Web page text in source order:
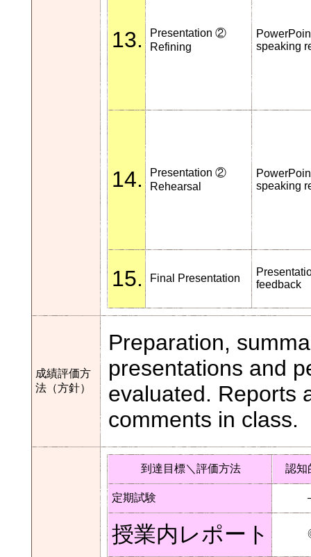
13.
Presentation ②
Refining
speaking
14.
Presentation ②
Rehearsal
speaking
15. Final Presentation
feedback
成績評価方
法（方針）
Preparation,
presentations and
evaluated. Reports
comments in class.
到達目標＼評価方法 認知
定期試験
授業内レポート